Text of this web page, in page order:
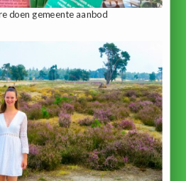
doen gemeente aanbod